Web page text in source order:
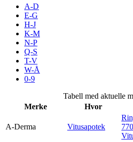
Inspirasjon
Søk
Praktisk informasjon
Ledige stillinger
A-D
E-G
H-J
K-M
N-P
Q-S
T-V
W-Å
0-9
Tabell med aktuelle
Merke
Hvor
A-Derma Vitusapotek